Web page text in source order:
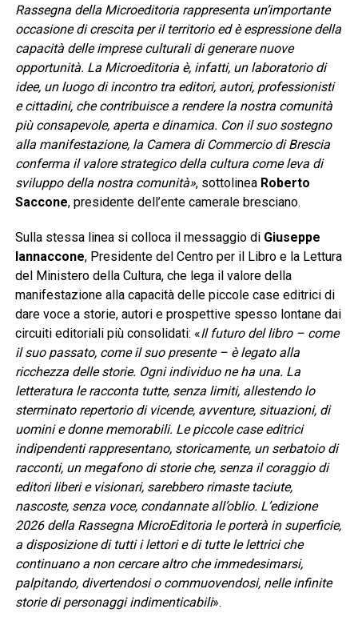
Rassegna della Microeditoria rappresenta un’importante
occasione di crescita per il territorio ed è espressione della
capacità delle imprese culturali di generare nuove
opportunità. La Microeditoria è, infatti, un laboratorio di
idee, un luogo di incontro tra editori, autori, professionisti
e cittadini, che contribuisce a rendere la nostra comunità
più consapevole, aperta e dinamica. Con il suo sostegno
alla manifestazione, la Camera di Commercio di Brescia
conferma il valore strategico della cultura come leva di
sviluppo della nostra comunità», sottolinea Roberto
Saccone, presidente dell’ente camerale bresciano.
Sulla stessa linea si colloca il messaggio di Giuseppe
Iannaccone, Presidente del Centro per il Libro e la Lettura
del Ministero della Cultura, che lega il valore della
manifestazione alla capacità delle piccole case editrici di
dare voce a storie, autori e prospettive spesso lontane dai
circuiti editoriali più consolidati: «Il futuro del libro – come
il suo passato, come il suo presente – è legato alla
ricchezza delle storie. Ogni individuo ne ha una. La
letteratura le racconta tutte, senza limiti, allestendo lo
sterminato repertorio di vicende, avventure, situazioni, di
uomini e donne memorabili. Le piccole case editrici
indipendenti rappresentano, storicamente, un serbatoio di
racconti, un megafono di storie che, senza il coraggio di
editori liberi e visionari, sarebbero rimaste taciute,
nascoste, senza voce, condannate all’oblio. L’edizione
2026 della Rassegna MicroEditoria le porterà in superficie,
a disposizione di tutti i lettori e di tutte le lettrici che
continuano a non cercare altro che immedesimarsi,
palpitando, divertendosi o commuovendosi, nelle infinite
storie di personaggi indimenticabili».